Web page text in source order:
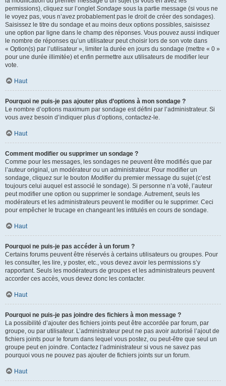
permissions), cliquez sur l’ongletSondage sous la partie message (si vous ne
le voyez pas, vous n’avez probablement pas le droit de créer des sondages).
Saisissez le titre du sondage et au moins deux options possibles, saisissez
une option par ligne dans le champ des réponses. Vous pouvez aussi indiquer
le nombre de réponses qu’un utilisateur peut choisir lors de son vote dans
« Option(s) par l’utilisateur », limiter la durée en jours du sondage (mettre « 0 »
pour une durée illimitée) et enfin permettre aux utilisateurs de modifier leur
vote.
Haut
Pourquoi ne puis-je pas ajouter plus d’options à mon sondage ?
Le nombre d’options maximum par sondage est défini par l’administrateur. Si
vous avez besoin d’indiquer plus d’options, contactez-le.
Haut
Comment modifier ou supprimer un sondage ?
Comme pour les messages, les sondages ne peuvent être modifiés que par
l’auteur original, un modérateur ou un administrateur. Pour modifier un
sondage, cliquez sur le bouton Modifierdu premier message du sujet (c’est
toujours celui auquel est associé le sondage). Si personne n’a voté, l’auteur
peut modifier une option ou supprimer le sondage. Autrement, seuls les
modérateurs et les administrateurs peuvent le modifier ou le supprimer. Ceci
pour empêcher le trucage en changeant les intitulés en cours de sondage.
Haut
Pourquoi ne puis-je pas accéder à un forum ?
Certains forums peuvent être réservés à certains utilisateurs ou groupes. Pour
les consulter, les lire, y poster, etc., vous devez avoir les permissions s’y
rapportant. Seuls les modérateurs de groupes et les administrateurs peuvent
accorder ces accès, vous devez donc les contacter.
Haut
Pourquoi ne puis-je pas joindre des fichiers à mon message ?
La possibilité d’ajouter des fichiers joints peut être accordée par forum, par
groupe, ou par utilisateur. L’administrateur peut ne pas avoir autorisé l’ajout de
fichiers joints pour le forum dans lequel vous postez, ou peut-être que seul un
groupe peut en joindre. Contactez l’administrateur si vous ne savez pas
pourquoi vous ne pouvez pas ajouter de fichiers joints sur un forum.
Haut